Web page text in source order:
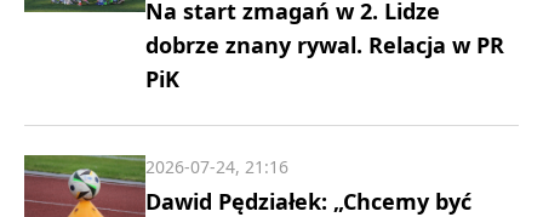
Na start zmagań w 2. Lidze
dobrze znany rywal. Relacja w PR
PiK
Dawid Pędziałek: „Chcemy być
2026-07-24, 21:16